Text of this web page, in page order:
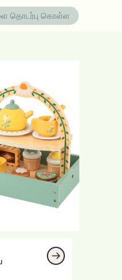
தொடர்பு கொள்ள